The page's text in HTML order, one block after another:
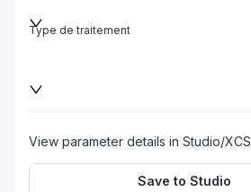
la plaque de base
Type de traitement
View parameter details in Studio/XCS
Save to Studio